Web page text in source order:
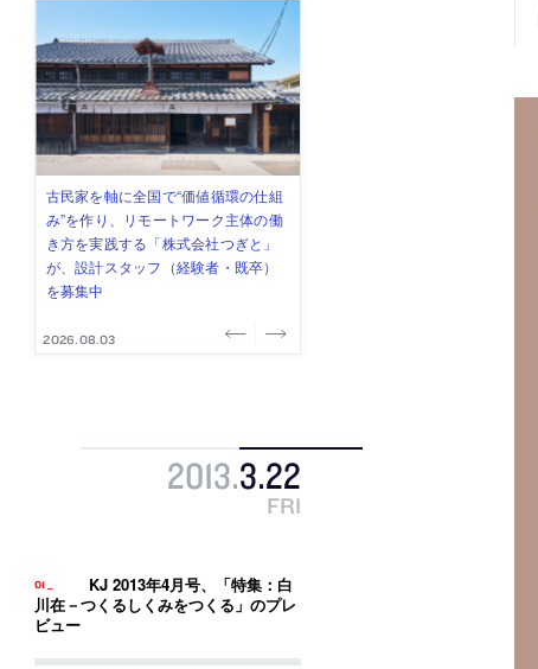
佐々木慧が主宰する「axonometric株
式会社」が、設計スタッフ（経験
者・既卒・2027年新卒）を募集中
2026.08.07
古民家を軸に全国で“価値循環の仕組
み”を作り、リモートワーク主体の働
き方を実践する「株式会社つぎと」
が、設計スタッフ（経験者・既卒）
を募集中
2026.08.03
リノベる株式会社が、設計パートナ
ー (業務委託) を募集中
2026.08.03
社会への影響力のある建築を手掛
け、スタッフ同士で助け合う環境づ
くりも行う「E.A.S.T.architects」
が、設計スタッフ（経験者・既卒・
2027年新卒）を募集中
2026.07.31
代官山を拠点に活動する「梅澤竜也 /
ALA INC.」が、設計スタッフ・アル
バイト・事務職を募集中
2026.07.30
2013.3.22
FRI
KJ 2013年4月号、「特集：白
川在－つくるしくみをつくる」のプレ
ビュー